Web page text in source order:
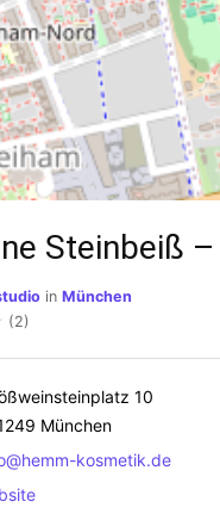
Steinbeiß
in München
(2)
10
München
kosmetik.de